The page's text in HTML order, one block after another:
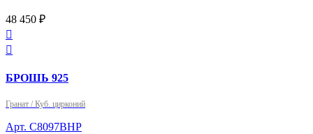
48 450 ₽


БРОШЬ 925
Гранат / Куб. цирконий
Арт. C8097BHP